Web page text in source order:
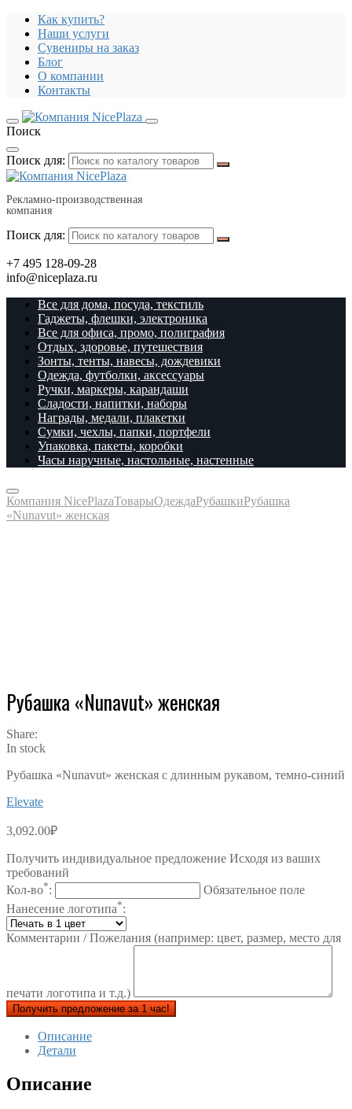
Как купить?
Наши услуги
Сувениры на заказ
Блог
О компании
Контакты
Поиск
Поиск для:
Рекламно-производственная
компания
Поиск для:
+7 495 128-09-28
info@niceplaza.ru
Все для дома, посуда, текстиль
Гаджеты, флешки, электроника
Все для офиса, промо, полиграфия
Отдых, здоровье, путешествия
Зонты, тенты, навесы, дождевики
Одежда, футболки, аксессуары
Ручки, маркеры, карандаши
Сладости, напитки, наборы
Награды, медали, плакетки
Сумки, чехлы, папки, портфели
Упаковка, пакеты, коробки
Часы наручные, настольные, настенные
Компания NicePlazaТоварыОдеждаРубашкиРубашка
«Nunavut» женская
Рубашка «Nunavut» женская
Share:
In stock
Рубашка «Nunavut» женская с длинным рукавом, темно-синий
Elevate
3,092.00₽
Получить индивидуальное предложение Исходя из ваших
требований
Кол-во*:
Обязательное поле
Нанесение логотипа*:
Комментарии / Пожелания (например: цвет, размер, место для
печати логотипа и т.д.)
Получить предложение за 1 час!
Описание
Детали
Описание